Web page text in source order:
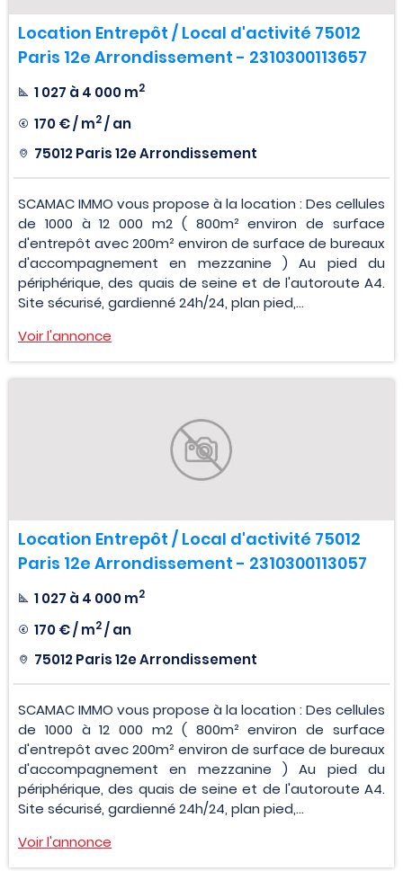
Location Entrepôt / Local d'activité 75012
Paris 12e Arrondissement - 2310300113657
1 027 à 4 000 m2
170 € / m2/ an
75012 Paris 12e Arrondissement
SCAMAC IMMO vous propose à la location : Des cellules
de 1000 à 12 000 m2 ( 800m² environ de surface
d'entrepôt avec 200m² environ de surface de bureaux
d'accompagnement en mezzanine ) Au pied du
périphérique, des quais de seine et de l'autoroute A4.
Site sécurisé, gardienné 24h/24, plan pied,...
Voir l'annonce
Location Entrepôt / Local d'activité 75012
Paris 12e Arrondissement - 2310300113057
1 027 à 4 000 m2
170 € / m2/ an
75012 Paris 12e Arrondissement
SCAMAC IMMO vous propose à la location : Des cellules
de 1000 à 12 000 m2 ( 800m² environ de surface
d'entrepôt avec 200m² environ de surface de bureaux
d'accompagnement en mezzanine ) Au pied du
périphérique, des quais de seine et de l'autoroute A4.
Site sécurisé, gardienné 24h/24, plan pied,...
Voir l'annonce